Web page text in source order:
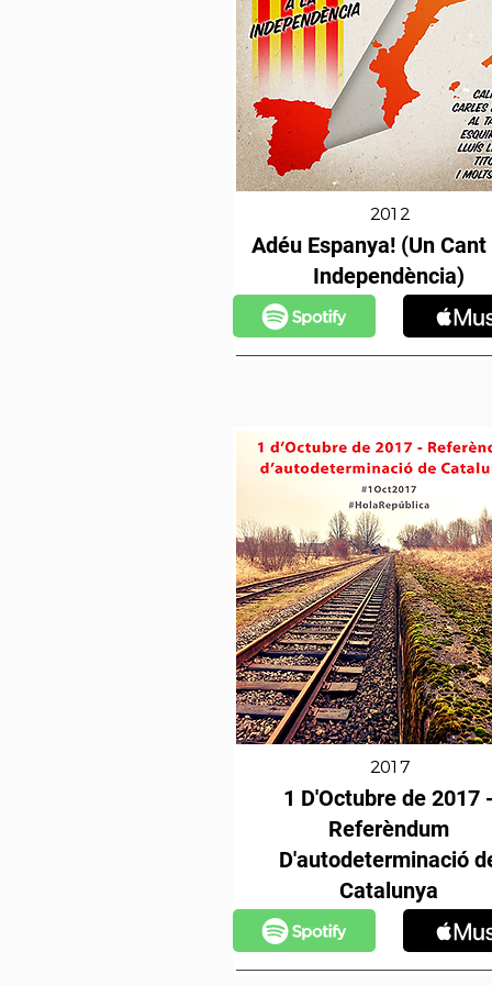
2012
Adéu Espanya! (Un Cant
Independència)
2017
1 D'Octubre de 2017
Referèndum
D'autodeterminació
Catalunya